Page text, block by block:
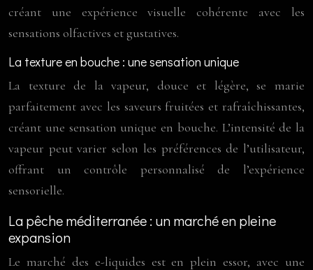
créant une expérience visuelle cohérente avec les
sensations olfactives et gustatives.
La texture en bouche : une sensation unique
La texture de la vapeur, douce et légère, se marie
parfaitement avec les saveurs fruitées et rafraîchissantes,
créant une sensation unique en bouche. L’intensité de la
vapeur peut varier selon les préférences de l’utilisateur,
offrant un contrôle personnalisé de l’expérience
sensorielle.
La pêche méditerranée : un marché en pleine
expansion
Le marché des e-liquides est en plein essor, avec une